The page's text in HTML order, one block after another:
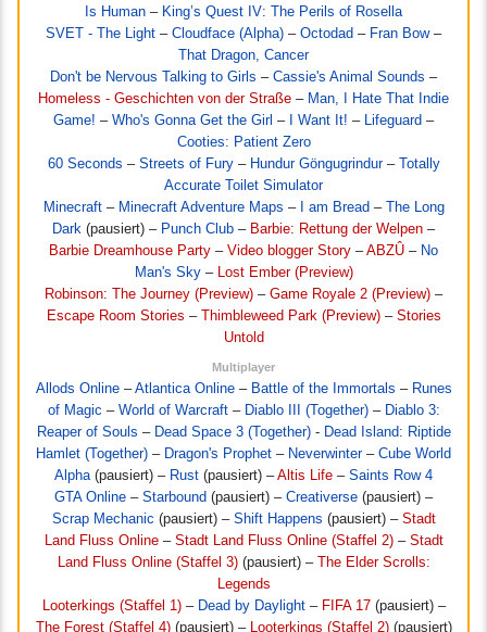
Is Human – King’s Quest IV: The Perils of Rosella
SVET - The Light – Cloudface (Alpha) – Octodad – Fran Bow–
That Dragon, Cancer
Don't be Nervous Talking to Girls – Cassie's Animal Sounds –
Homeless - Geschichten von der Straße – Man, I Hate That Indie
Game! – Who's Gonna Get the Girl – I Want It! – Lifeguard –
Cooties: Patient Zero
60 Seconds – Streets of Fury– Hundur Göngugrindur–
Totally
Accurate Toilet Simulator
Minecraft– Minecraft Adventure Maps – I am Bread –
The Long
Dark (pausiert) – Punch Club – Barbie: Rettung der Welpen –
Barbie Dreamhouse Party – Video blogger Story –ABZÛ – No
Man's Sky– Lost Ember (Preview)
Robinson: The Journey (Preview) – Game Royale 2 (Preview) –
Escape Room Stories – Thimbleweed Park (Preview)– Stories
Untold
Multiplayer
Allods Online–Atlantica Online– Battle of the Immortals – Runes
of Magic – World of Warcraft– Diablo III (Together)– Diablo 3:
Reaper of Souls – Dead Space 3 (Together)- Dead Island: Riptide
Hamlet (Together) – Dragon's Prophet – Neverwinter– Cube World
Alpha (pausiert) – Rust (pausiert) –Altis Life – Saints Row 4
GTA Online – Starbound (pausiert) – Creativerse (pausiert) –
Scrap Mechanic (pausiert) – Shift Happens (pausiert) – Stadt
Land Fluss Online– Stadt Land Fluss Online (Staffel 2)– Stadt
Land Fluss Online (Staffel 3)(pausiert) – The Elder Scrolls:
Legends
Looterkings (Staffel 1)– Dead by Daylight– FIFA 17(pausiert) –
The Forest (Staffel 4)(pausiert) – Looterkings (Staffel 2)(pausiert)